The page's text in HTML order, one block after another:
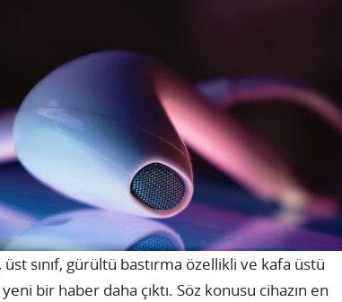
üst sınıf, gürültü bastırma özellikli ve kafa üstü
bir haber daha çıktı. Söz konusu cihazın en